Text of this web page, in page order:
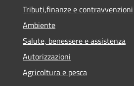
Tributi,finanze e contravvenzioni
Ambiente
Salute, benessere e assistenza
Autorizzazioni
Agricoltura e pesca